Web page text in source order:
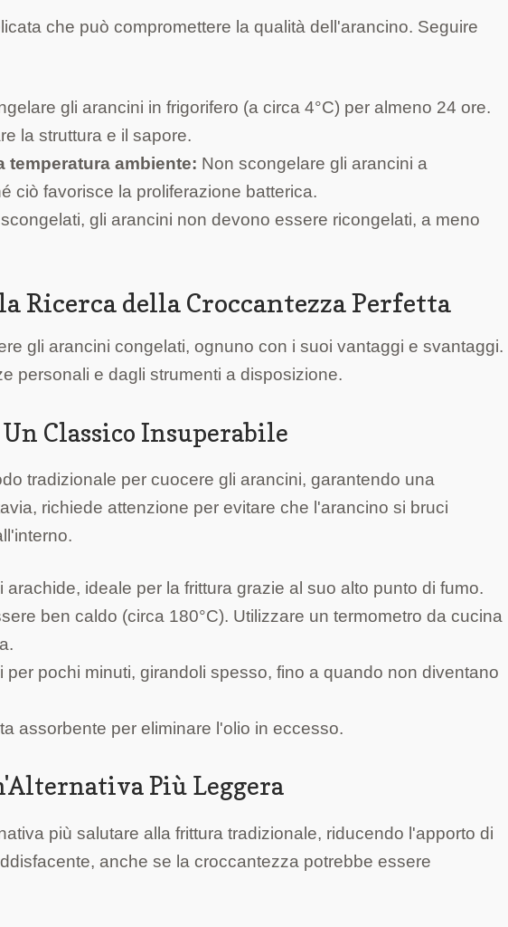
che può compromettere la qualità dell'arancino. Seguire
gli arancini in frigorifero (a circa 4°C) per almeno 24 ore.
la struttura e il sapore.
temperatura ambiente: Non scongelare gli arancini a
ciò favorisce la proliferazione batterica.
gli arancini non devono essere ricongelati, a meno
Ricerca della Croccantezza Perfetta
gli arancini congelati, ognuno con i suoi vantaggi e svantaggi.
personali e dagli strumenti a disposizione.
Classico Insuperabile
tradizionale per cuocere gli arancini, garantendo una
richiede attenzione per evitare che l'arancino si bruci
arachide, ideale per la frittura grazie al suo alto punto di fumo.
ben caldo (circa 180°C). Utilizzare un termometro da cucina
per pochi minuti, girandoli spesso, fino a quando non diventano
assorbente per eliminare l'olio in eccesso.
Più Leggera
più salutare alla frittura tradizionale, riducendo l'apporto di
anche se la croccantezza potrebbe essere